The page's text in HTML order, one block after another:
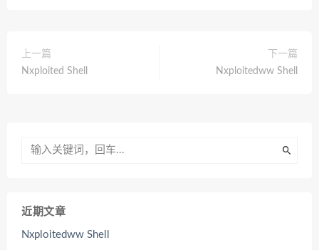
上一篇
Nxploited Shell
下一篇
Nxploitedww Shell
近期文章
Nxploitedww Shell